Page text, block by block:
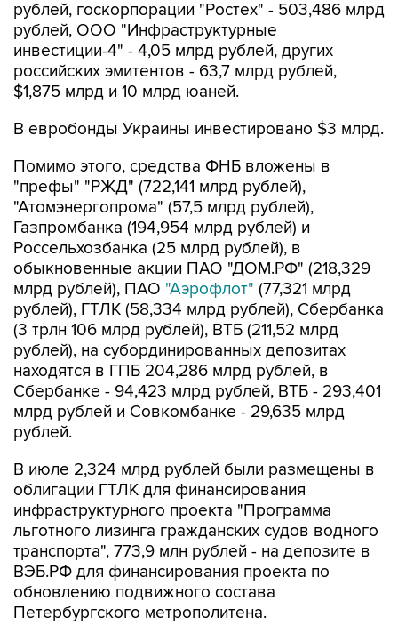
рублей, госкорпорации "Ростех" - 503,486 млрд
рублей, ООО "Инфраструктурные
инвестиции-4" - 4,05 млрд рублей, других
российских эмитентов - 63,7 млрд рублей,
$1,875 млрд и 10 млрд юаней.
В евробонды Украины инвестировано $3 млрд.
Помимо этого, средства ФНБ вложены в
"префы" "РЖД" (722,141 млрд рублей),
"Атомэнергопрома" (57,5 млрд рублей),
Газпромбанка (194,954 млрд рублей) и
Россельхозбанка (25 млрд рублей), в
обыкновенные акции ПАО "ДОМ.РФ" (218,329
млрд рублей), ПАО "Аэрофлот" (77,321 млрд
рублей), ГТЛК (58,334 млрд рублей), Сбербанка
(3 трлн 106 млрд рублей), ВТБ (211,52 млрд
рублей), на субординированных депозитах
находятся в ГПБ 204,286 млрд рублей, в
Сбербанке - 94,423 млрд рублей, ВТБ - 293,401
млрд рублей и Совкомбанке - 29,635 млрд
рублей.
В июле 2,324 млрд рублей были размещены в
облигации ГТЛК для финансирования
инфраструктурного проекта "Программа
льготного лизинга гражданских судов водного
транспорта", 773,9 млн рублей - на депозите в
ВЭБ.РФ для финансирования проекта по
обновлению подвижного состава
Петербургского метрополитена.